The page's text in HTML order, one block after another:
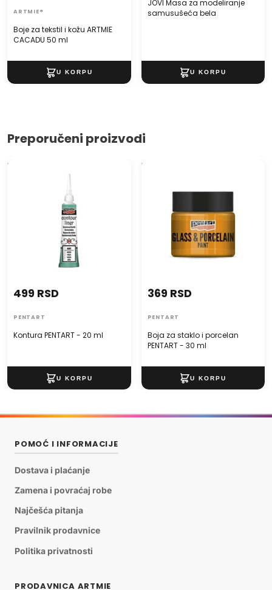
Boje za tekstil i kožu ARTMIE
CACADU 50 ml
ARTMIE®
JOVI Masa za modeliranje
samusušeća bela
Preporučeni proizvodi
Kontura PENTART - 20 ml
Kontura PENTART - 20 ml
499 RSD
PENTART
Boja za staklo i porcelan
Boja za staklo i porcelan
PENTART - 30 ml
369 RSD
PENTART
POMOĆ I INFORMACIJE
Dostava i plaćanje
Zamena i povraćaj robe
Najčešća pitanja
Pravilnik prodavnice
Politika privatnosti
PRODAVNICA ARTMIE